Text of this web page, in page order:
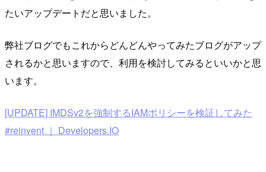
たいアップデートだと思いました。
弊社ブログでもこれからどんどんやってみたブログがアップ
されるかと思いますので、利用を検討してみるといいかと思
います。
[UPDATE] IMDSv2を強制するIAMポリシーを検証してみた
#reinvent ｜ Developers.IO